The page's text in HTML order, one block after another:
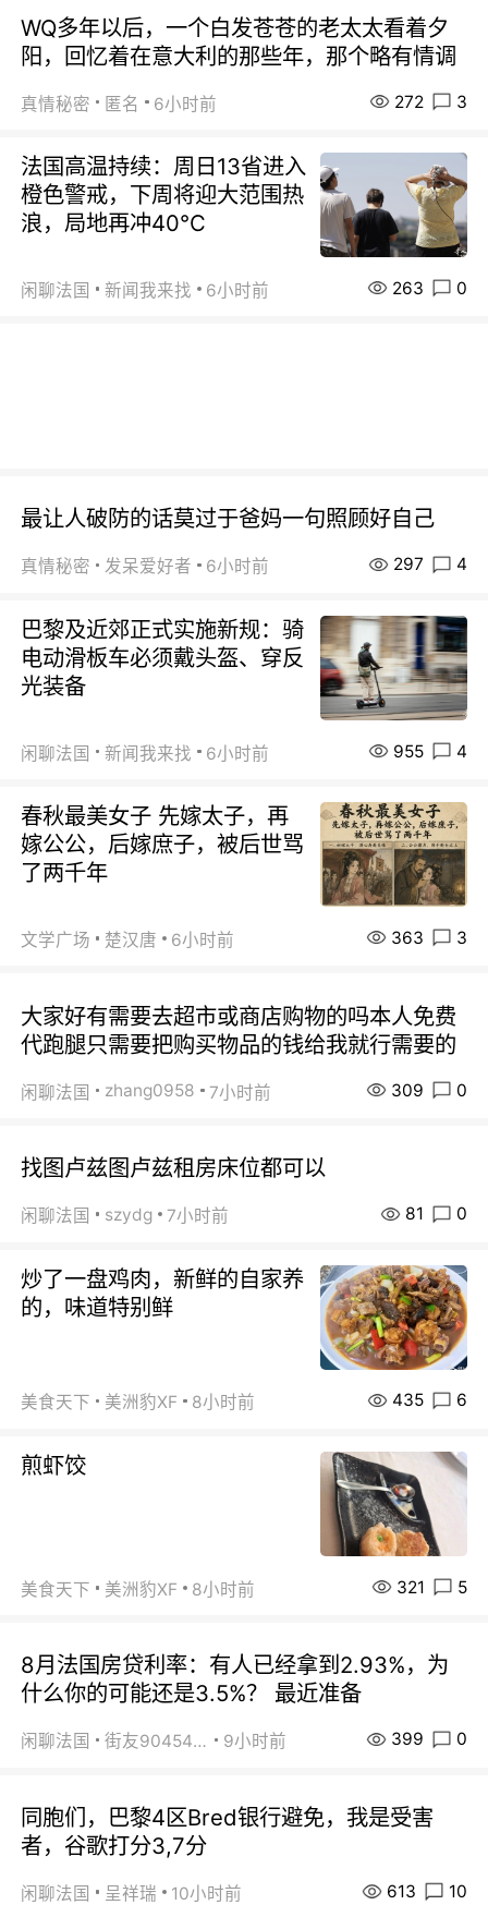
WQ多年以后，一个白发苍苍的老太太看着夕
阳，回忆着在意大利的那些年，那个略有情调
真情秘密 匿名 6小时前 272 3
法国高温持续：周日13省进入
橙色警戒，下周将迎大范围热
浪，局地再冲40℃
闲聊法国 新闻我来找 6小时前 263 0
最让人破防的话莫过于爸妈一句照顾好自己
真情秘密 发呆爱好者 6小时前 297 4
巴黎及近郊正式实施新规：骑
电动滑板车必须戴头盔、穿反
光装备
闲聊法国 新闻我来找 6小时前 955 4
春秋最美女子 先嫁太子，再
嫁公公，后嫁庶子，被后世骂
了两千年
文学广场 楚汉唐 6小时前 363 3
大家好有需要去超市或商店购物的吗本人免费
代跑腿只需要把购买物品的钱给我就行需要的
闲聊法国 zhang0958 7小时前 309 0
找图卢兹图卢兹租房床位都可以
闲聊法国 szydg 7小时前 81 0
炒了一盘鸡肉，新鲜的自家养
的，味道特别鲜
美食天下 美洲豹XF 8小时前 435 6
煎虾饺
美食天下 美洲豹XF 8小时前 321 5
8月法国房贷利率：有人已经拿到2.93%，为
什么你的可能还是3.5%？ 最近准备
闲聊法国 街友90454511 9小时前 399 0
同胞们，巴黎4区Bred银行避免，我是受害
者，谷歌打分3,7分
闲聊法国 呈祥瑞 10小时前 613 10